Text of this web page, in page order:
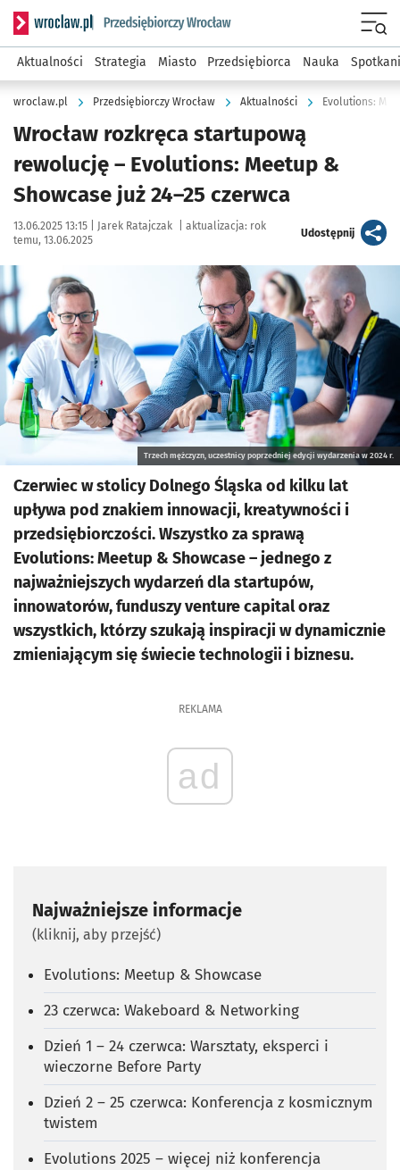
Serwis informacyjny wroclaw.pl podserwis: Strategia
Aktualności Strategia Miasto Przedsiębiorca Nauka
wroclaw.pl Przedsiębiorczy Wrocław Aktualności Evolutions:
Wrocław rozkręca startupową
rewolucję – Evolutions: Meetup &
Showcase już 24–25 czerwca
Data publikacji:
13.06.2025 13:15 | Autor:
Jarek Ratajczak aktualizacja: rok
temu, 13.06.2025
Udostępnijartykuł
Kliknij, aby powiększyć
Trzech mężczyzn, uczestnicy poprzedniej edycji wydarzenia w 2024 r.
Czerwiec w stolicy Dolnego Śląska od kilku lat
upływa pod znakiem innowacji, kreatywności i
przedsiębiorczości. Wszystko za sprawą
Evolutions: Meetup & Showcase – jednego z
najważniejszych wydarzeń dla startupów,
innowatorów, funduszy venture capital oraz
wszystkich, którzy szukają inspiracji w dynamicznie
zmieniającym się świecie technologii i biznesu.
REKLAMA
ad
Najważniejsze informacje
(kliknij, aby przejść)
Evolutions: Meetup & Showcase
23 czerwca: Wakeboard & Networking
Dzień 1 – 24 czerwca: Warsztaty, eksperci i
wieczorne Before Party
Dzień 2 – 25 czerwca: Konferencja z kosmicznym
twistem
Evolutions 2025 – więcej niż konferencja